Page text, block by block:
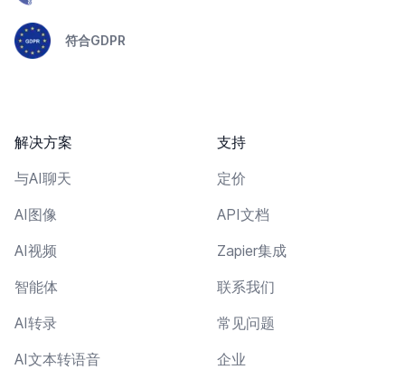
符合GDPR
解决方案
与AI聊天
AI图像
AI视频
智能体
AI转录
AI文本转语音
支持
定价
API文档
Zapier集成
联系我们
常见问题
企业